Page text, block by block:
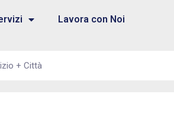
Lavora con Noi